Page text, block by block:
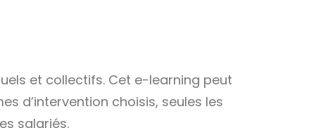
et collectifs. Cet e-learning peut
d’intervention choisis, seules les
salariés.